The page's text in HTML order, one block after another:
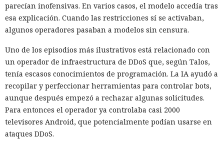
parecían inofensivas. En varios casos, el modelo accedía tras
esa explicación. Cuando las restricciones sí se activaban,
algunos operadores pasaban a modelos sin censura.
Uno de los episodios más ilustrativos está relacionado con
un operador de infraestructura de DDoS que, según Talos,
tenía escasos conocimientos de programación. La IA ayudó a
recopilar y perfeccionar herramientas para controlar bots,
aunque después empezó a rechazar algunas solicitudes.
Para entonces el operador ya controlaba casi 2000
televisores Android, que potencialmente podían usarse en
ataques DDoS.